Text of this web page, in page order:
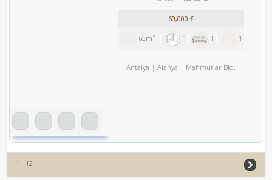
60,000 €
65m² 1 1 1
Antalya Alanya Mahmutlar Bld.
1 - 12